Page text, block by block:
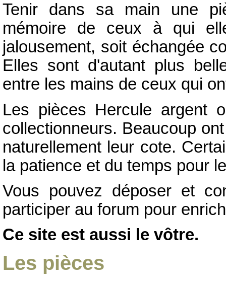
Tenir dans sa main une
mémoire de ceux à qui
jalousement, soit échangée
Elles sont d'autant plus
entre les mains de ceux qui
Les pièces Hercule argent
collectionneurs. Beaucoup
naturellement leur cote.
la patience et du temps pour
Vous pouvez déposer et
participer au forum pour
Ce site est aussi le vôtre.
Les pièces